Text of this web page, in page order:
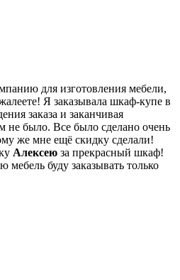
для изготовления мебели,
Я заказывала шкаф-купе в
заказа и заканчивая
не было. Все было сделано очень
же мне ещё скидку сделали!
Алексею за прекрасный шкаф!
мебель буду заказывать только